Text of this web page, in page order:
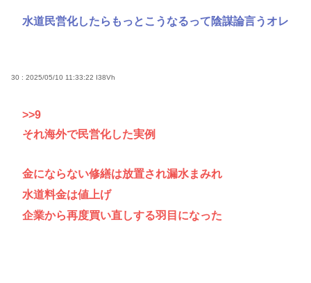
水道民営化したらもっとこうなるって陰謀論言うオレ
30 : 2025/05/10 11:33:22 I38Vh
>>9
それ海外で民営化した実例
金にならない修繕は放置され漏水まみれ
水道料金は値上げ
企業から再度買い直しする羽目になった